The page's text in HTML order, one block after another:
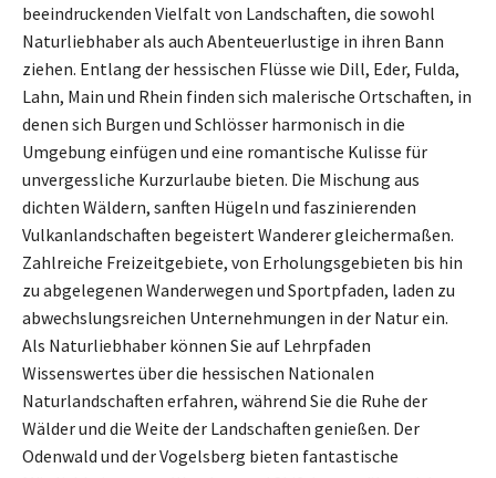
beeindruckenden Vielfalt von Landschaften, die sowohl
Naturliebhaber als auch Abenteuerlustige in ihren Bann
ziehen. Entlang der hessischen Flüsse wie Dill, Eder, Fulda,
Lahn, Main und Rhein finden sich malerische Ortschaften, in
denen sich Burgen und Schlösser harmonisch in die
Umgebung einfügen und eine romantische Kulisse für
unvergessliche Kurzurlaube bieten. Die Mischung aus
dichten Wäldern, sanften Hügeln und faszinierenden
Vulkanlandschaften begeistert Wanderer gleichermaßen.
Zahlreiche Freizeitgebiete, von Erholungsgebieten bis hin
zu abgelegenen Wanderwegen und Sportpfaden, laden zu
abwechslungsreichen Unternehmungen in der Natur ein.
Als Naturliebhaber können Sie auf Lehrpfaden
Wissenswertes über die hessischen Nationalen
Naturlandschaften erfahren, während Sie die Ruhe der
Wälder und die Weite der Landschaften genießen. Der
Odenwald und der Vogelsberg bieten fantastische